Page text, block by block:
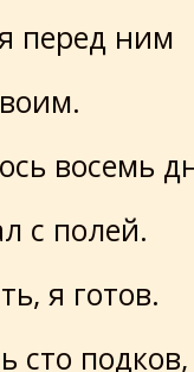
перед ним
восемь
с полей.
я готов.
сто подков,